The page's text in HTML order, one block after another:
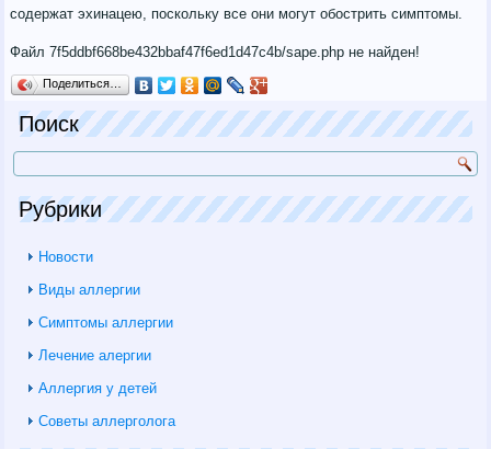
содержат эхинацею, поскольку все они могут обострить симптомы.
Файл 7f5ddbf668be432bbaf47f6ed1d47c4b/sape.php не найден!
Поделиться…
Поиск
Рубрики
Новости
Виды аллергии
Симптомы аллергии
Лечение алергии
Аллергия у детей
Советы аллерголога